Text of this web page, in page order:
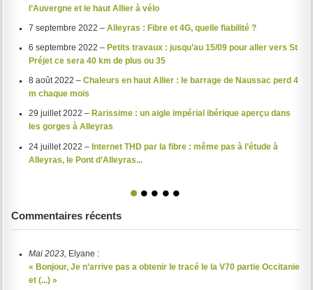
l’Auvergne et le haut Allier à vélo
7 septembre 2022 – Alleyras : Fibre et 4G, quelle fiabilité ?
6 septembre 2022 – Petits travaux : jusqu’au 15/09 pour aller vers St
Préjet ce sera 40 km de plus ou 35
8 août 2022 – Chaleurs en haut Allier : le barrage de Naussac perd 4
m chaque mois
29 juillet 2022 – Rarissime : un aigle impérial ibérique aperçu dans
les gorges à Alleyras
24 juillet 2022 – Internet THD par la fibre : même pas à l’étude à
Alleyras, le Pont d’Alleyras...
1 2 3 4 5
Commentaires récents
Mai 2023,
Elyane :
« Bonjour, Je n’arrive pas a obtenir le tracé le la V70 partie Occitanie
et (...) »